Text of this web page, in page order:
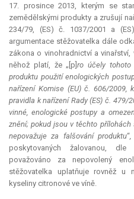
17. prosince 2013, kterým se
zemědělskými produkty a zrušují
234/79, (ES) č. 1037/2001 a
argumentace stěžovatelka dále
zákona o vinohradnictví a
něhož platí, že „[p]ro účely tohoto
produktu použití enologických
nařízení Komise (EU) č. 606/2009,
pravidla k nařízení Rady (ES) č. 479/
vinné, enologické postupy a
znění; pokud jsou v těchto
nepovažuje za falšování produktu“,
poskytovaných žalovanou,
považováno za nepovolený
stěžovatelka uplatňuje rovněž u
kyseliny citronové ve víně.